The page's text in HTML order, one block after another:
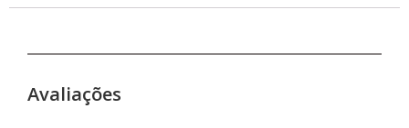
Avaliações